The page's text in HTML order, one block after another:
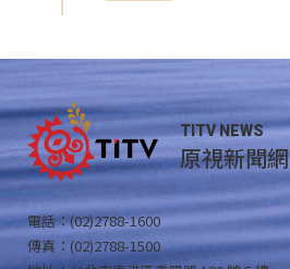
TITV NEWS
原視新聞網
電話：(02)2788-1600
傳真：(02)2788-1500